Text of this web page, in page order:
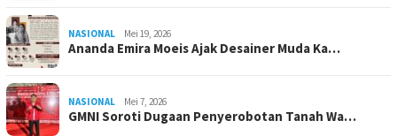
NASIONAL Mei 19, 2026
Ananda Emira Moeis Ajak Desainer Muda Ka…
NASIONAL Mei 7, 2026
GMNI Soroti Dugaan Penyerobotan Tanah Wa…